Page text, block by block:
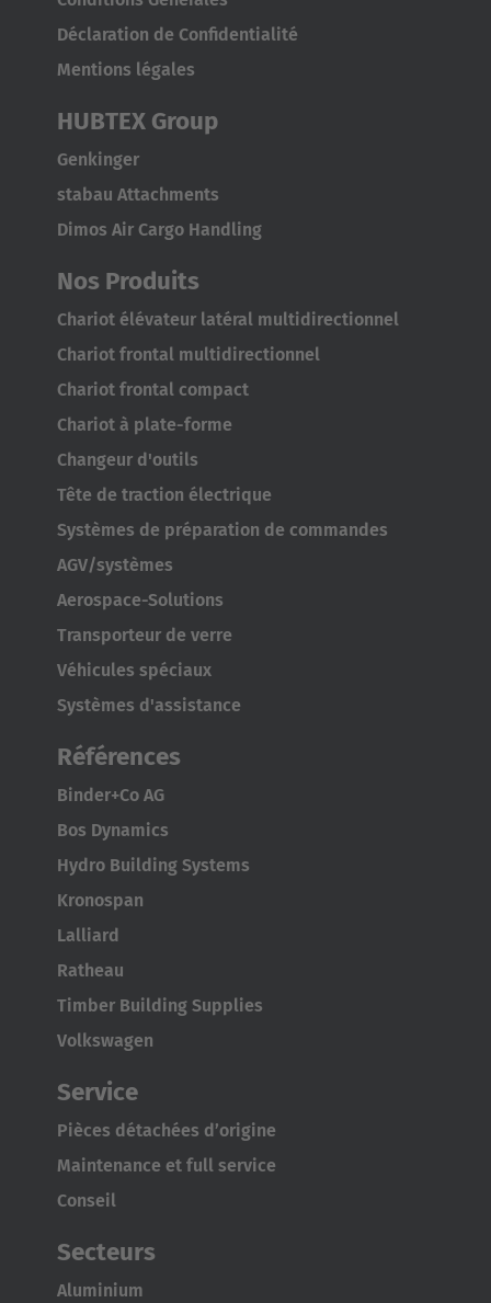
United States
English
Australia
English
Japan
Japanese
Türkiye
Türkçe
Déclaration de Confidentialité
Mentions légales
HUBTEX Group
Genkinger
stabau Attachments
Dimos Air Cargo Handling
Nos Produits
Chariot élévateur latéral multidirectionnel
Chariot frontal multidirectionnel
Chariot frontal compact
Chariot à plate-forme
Changeur d'outils
Tête de traction électrique
Systèmes de préparation de commandes
AGV/systèmes
Aerospace-Solutions
Transporteur de verre
Véhicules spéciaux
Systèmes d'assistance
Références
Binder+Co AG
Bos Dynamics
Hydro Building Systems
Kronospan
Lalliard
Ratheau
Timber Building Supplies
Volkswagen
Service
Pièces détachées d’origine
Maintenance et full service
Conseil
Secteurs
Aluminium